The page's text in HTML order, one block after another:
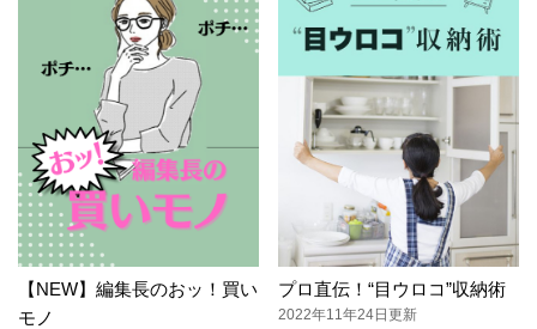
【NEW】編集長のおッ！買い
モノ
プロ直伝！“目ウロコ”収納術
2022年11年24日更新